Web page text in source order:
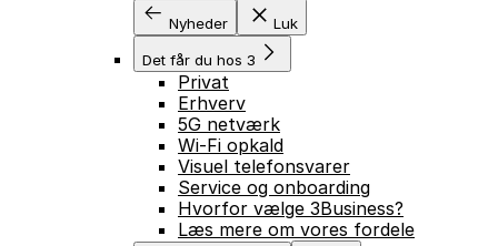
Nyheder Luk
Det får du hos 3
Privat
Erhverv
5G netværk
Wi-Fi opkald
Visuel telefonsvarer
Service og onboarding
Hvorfor vælge 3Business?
Læs mere om vores fordele